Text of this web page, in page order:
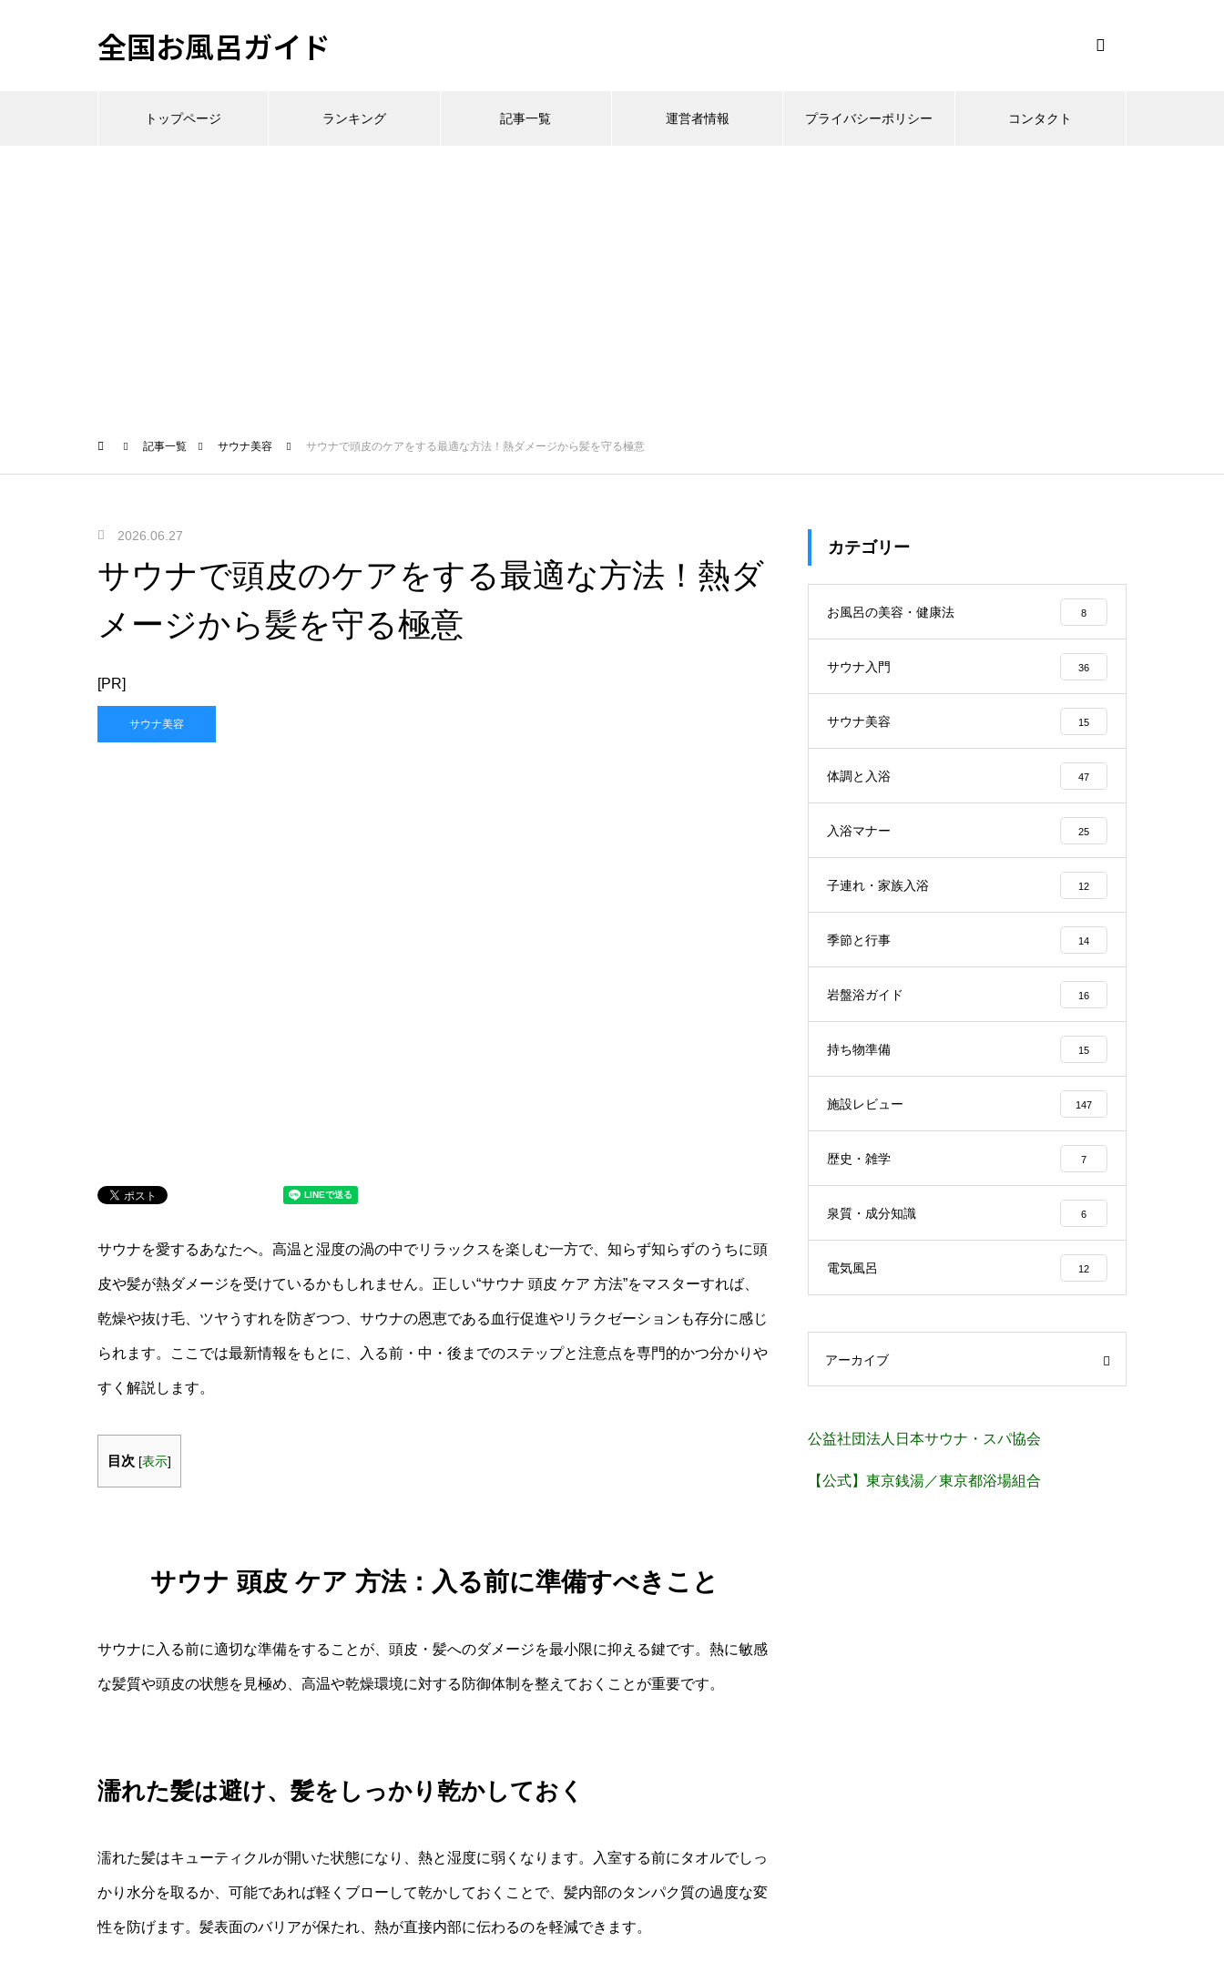
全国お風呂ガイド
トップページ ランキング 記事一覧 運営者情報 プライバシーポリシー コンタクト
記事一覧 サウナ美容 サウナで頭皮のケアをする最適な方法！熱ダメージから髪を守る極意
2026.06.27
サウナで頭皮のケアをする最適な方法！熱ダ
メージから髪を守る極意
[PR]
サウナ美容
サウナを愛するあなたへ。高温と湿度の渦の中でリラックスを楽しむ一方で、知らず知らずのうちに頭
皮や髪が熱ダメージを受けているかもしれません。正しい“サウナ 頭皮 ケア 方法”をマスターすれば、
乾燥や抜け毛、ツヤうすれを防ぎつつ、サウナの恩恵である血行促進やリラクゼーションも存分に感じ
られます。ここでは最新情報をもとに、入る前・中・後までのステップと注意点を専門的かつ分かりや
すく解説します。
目次 [表示]
サウナ 頭皮 ケア 方法：入る前に準備すべきこと
サウナに入る前に適切な準備をすることが、頭皮・髪へのダメージを最小限に抑える鍵です。熱に敏感
な髪質や頭皮の状態を見極め、高温や乾燥環境に対する防御体制を整えておくことが重要です。
濡れた髪は避け、髪をしっかり乾かしておく
濡れた髪はキューティクルが開いた状態になり、熱と湿度に弱くなります。入室する前にタオルでしっ
かり水分を取るか、可能であれば軽くブローして乾かしておくことで、髪内部のタンパク質の過度な変
性を防げます。髪表面のバリアが保たれ、熱が直接内部に伝わるのを軽減できます。
カテゴリー
お風呂の美容・健康法 8
サウナ入門 36
サウナ美容 15
体調と入浴 47
入浴マナー 25
子連れ・家族入浴 12
季節と行事 14
岩盤浴ガイド 16
持ち物準備 15
施設レビュー 147
歴史・雑学 7
泉質・成分知識 6
電気風呂 12
アーカイブ
公益社団法人日本サウナ・スパ協会
【公式】東京銭湯／東京都浴場組合